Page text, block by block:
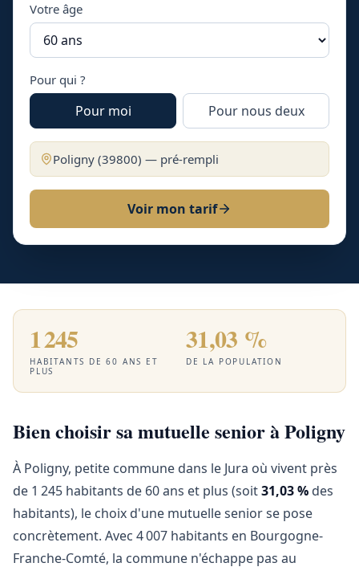
Votre âge
Pour qui ?
Pour moi Pour nous deux
Poligny (39800) — pré-rempli
Voir mon tarif
1 245
HABITANTS DE 60 ANS ET
PLUS
31,03 %
DE LA POPULATION
Bien choisir sa mutuelle senior à Poligny
À Poligny, petite commune dans le Jura où vivent près
de 1 245 habitants de 60 ans et plus (soit31,03 % des
habitants), le choix d'une mutuelle senior se pose
concrètement. Avec 4 007 habitants en Bourgogne-
Franche-Comté, la commune n'échappe pas au